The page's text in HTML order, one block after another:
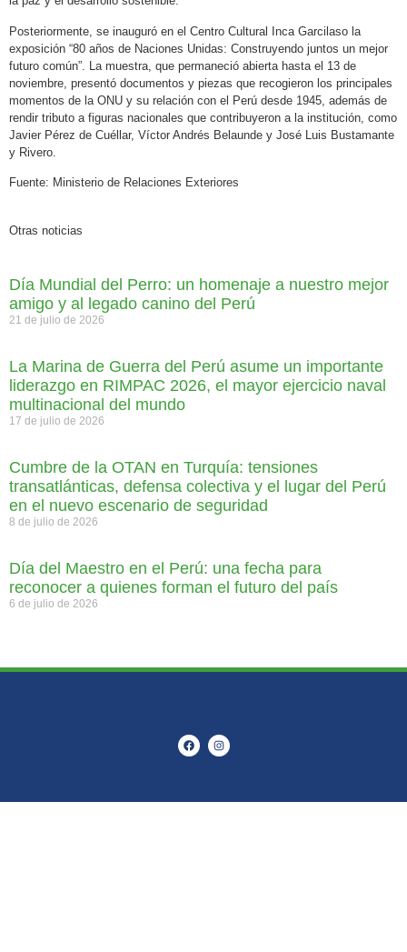
Posteriormente, se inauguró en el Centro Cultural Inca Garcilaso la
exposición “80 años de Naciones Unidas: Construyendo juntos un mejor
futuro común”. La muestra, que permaneció abierta hasta el 13 de
noviembre, presentó documentos y piezas que recogieron los principales
momentos de la ONU y su relación con el Perú desde 1945, además de
rendir tributo a figuras nacionales que contribuyeron a la institución, como
Javier Pérez de Cuéllar, Víctor Andrés Belaunde y José Luis Bustamante
y Rivero.
Fuente: Ministerio de Relaciones Exteriores
Otras noticias
Día Mundial del Perro: un homenaje a nuestro mejor
amigo y al legado canino del Perú
21 de julio de 2026
La Marina de Guerra del Perú asume un importante
liderazgo en RIMPAC 2026, el mayor ejercicio naval
multinacional del mundo
17 de julio de 2026
Cumbre de la OTAN en Turquía: tensiones
transatlánticas, defensa colectiva y el lugar del Perú
en el nuevo escenario de seguridad
8 de julio de 2026
Día del Maestro en el Perú: una fecha para
reconocer a quienes forman el futuro del país
6 de julio de 2026